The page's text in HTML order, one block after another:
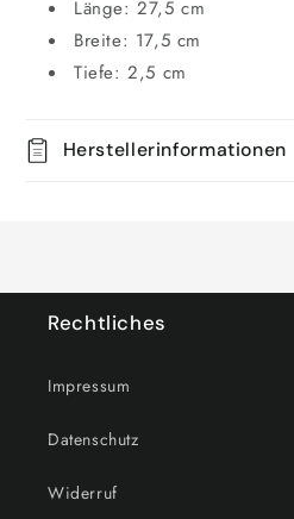
Länge: 27,5 cm
Breite: 17,5 cm
Tiefe: 2,5 cm
Herstellerinformationen
Rechtliches
Impressum
Datenschutz
Widerruf